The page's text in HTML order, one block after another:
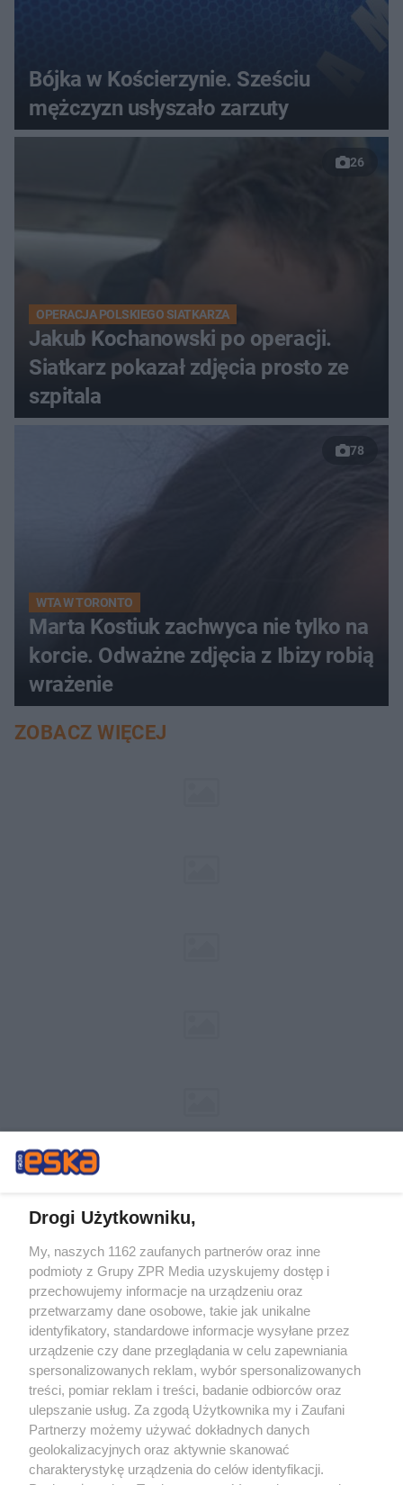
Bójka w Kościerzynie. Sześciu
mężczyzn usłyszało zarzuty
26
OPERACJA POLSKIEGO SIATKARZA
Jakub Kochanowski po operacji.
Siatkarz pokazał zdjęcia prosto ze
szpitala
78
WTA W TORONTO
Marta Kostiuk zachwyca nie tylko na
korcie. Odważne zdjęcia z Ibizy robią
wrażenie
ZOBACZ WIĘCEJ
Żaden utwór zamieszczony w serwisie nie może być powielany i
rozpowszechniany lub dalej rozpowszechniany w jakikolwiek sposób (w
tym także elektroniczny lub mechaniczny) na jakimkolwiek polu
eksploatacji w jakiejkolwiek formie, włącznie z umieszczaniem w Internecie
bez pisemnej zgody właściciela praw. Jakiekolwiek użycie lub
wykorzystanie utworów w całości lub w części z naruszeniem prawa, tzn.
bez właściwej zgody, jest zabronione pod groźbą kary i może być ścigane
prawnie.
Drogi Użytkowniku,
My, naszych 1162 zaufanych partnerów oraz inne
podmioty z Grupy ZPR Media uzyskujemy dostęp i
przechowujemy informacje na urządzeniu oraz
przetwarzamy dane osobowe, takie jak unikalne
identyfikatory, standardowe informacje wysyłane przez
urządzenie czy dane przeglądania w celu zapewniania
spersonalizowanych reklam, wybór spersonalizowanych
treści, pomiar reklam i treści, badanie odbiorców oraz
ulepszanie usług. Za zgodą Użytkownika my i Zaufani
Partnerzy możemy używać dokładnych danych
geolokalizacyjnych oraz aktywnie skanować
charakterystykę urządzenia do celów identyfikacji.